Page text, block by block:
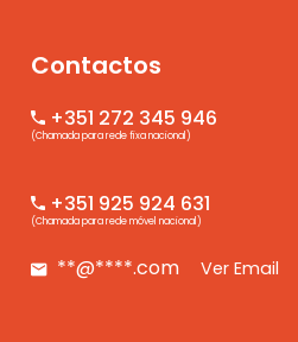
Contactos
+351 272 345 946
(Chamada para rede fixa nacional)
+351 925 924 631
(Chamada para rede móvel nacional)
**@****.com Ver Email